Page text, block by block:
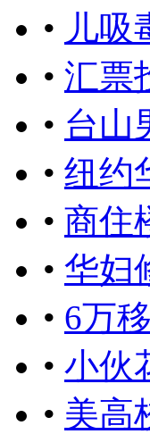
• 儿吸
• 汇票
• 台山
• 纽约
• 商住
• 华妇
• 6万
• 小伙
• 美高